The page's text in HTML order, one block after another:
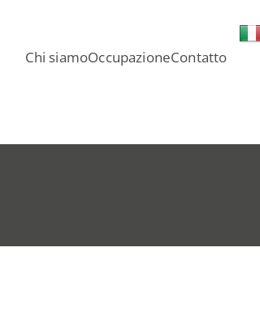
Chi siamoOccupazioneContatto